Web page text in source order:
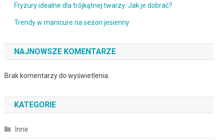
Fryzury idealne dla trójkątnej twarzy: Jak je dobrać?
Trendy w manicure na sezon jesienny
NAJNOWSZE KOMENTARZE
Brak komentarzy do wyświetlenia.
KATEGORIE
Inne